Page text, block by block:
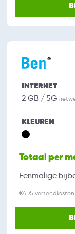
INTERNET
2 GB / 5G
KLEUREN
Totaal per
Eenmalige
€4,75